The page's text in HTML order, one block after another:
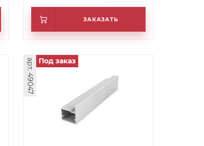
ЗАКАЗАТЬ
арт. 49047 Под заказ